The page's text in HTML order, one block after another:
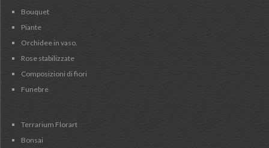
Bouquet
Piante
Orchidee in vaso.
Rose stabilizzate
Composizioni di fiori
Funebre
Terrarium Florart
Bonsai